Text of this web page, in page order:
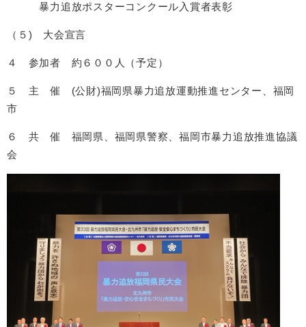
暴力追放ポスターコンクール入賞者表彰
（５) 大会宣言
４ 参加者 約６００人（予定）
５ 主 催 (公財)福岡県暴力追放運動推進センター、福岡
市
６ 共 催 福岡県、福岡県警察、福岡市暴力追放推進協議
会